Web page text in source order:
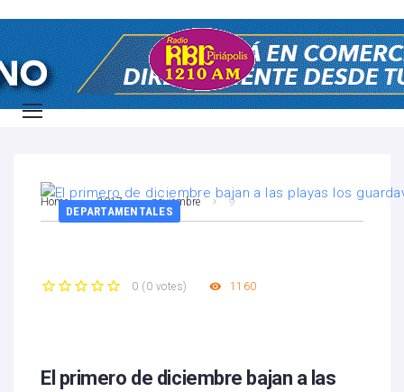
Home 2017 noviembre 9
DEPARTAMENTALES
0 ( 0 votes) 1160
El primero de diciembre bajan a las